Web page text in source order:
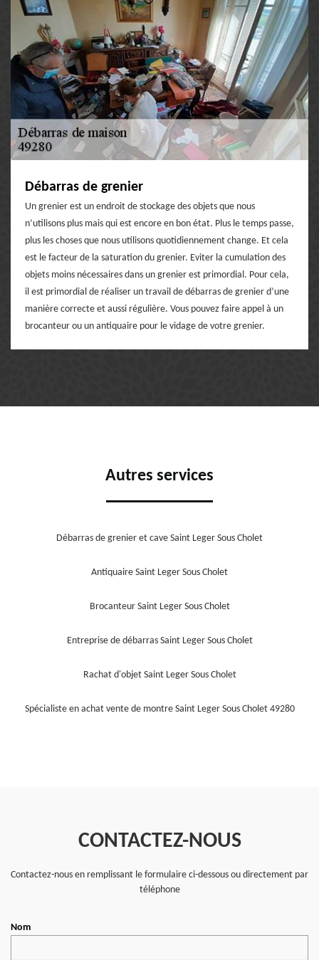
Débarras de grenier
Un grenier est un endroit de stockage des objets que nous
n’utilisons plus mais qui est encore en bon état. Plus le temps passe,
plus les choses que nous utilisons quotidiennement change. Et cela
est le facteur de la saturation du grenier. Eviter la cumulation des
objets moins nécessaires dans un grenier est primordial. Pour cela,
il est primordial de réaliser un travail de débarras de grenier d’une
manière correcte et aussi régulière. Vous pouvez faire appel à un
brocanteur ou un antiquaire pour le vidage de votre grenier.
Autres services
Débarras de grenier et cave Saint Leger Sous Cholet
Antiquaire Saint Leger Sous Cholet
Brocanteur Saint Leger Sous Cholet
Entreprise de débarras Saint Leger Sous Cholet
Rachat d'objet Saint Leger Sous Cholet
Spécialiste en achat vente de montre Saint Leger Sous Cholet 49280
CONTACTEZ-NOUS
Contactez-nous en remplissant le formulaire ci-dessous ou directement par
téléphone
Nom